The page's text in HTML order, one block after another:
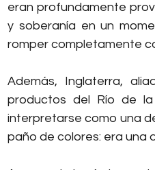
eran profundamente
y soberanía en un
romper completamente
Además, Inglaterra,
productos del Río de
interpretarse como una
paño de colores: era una